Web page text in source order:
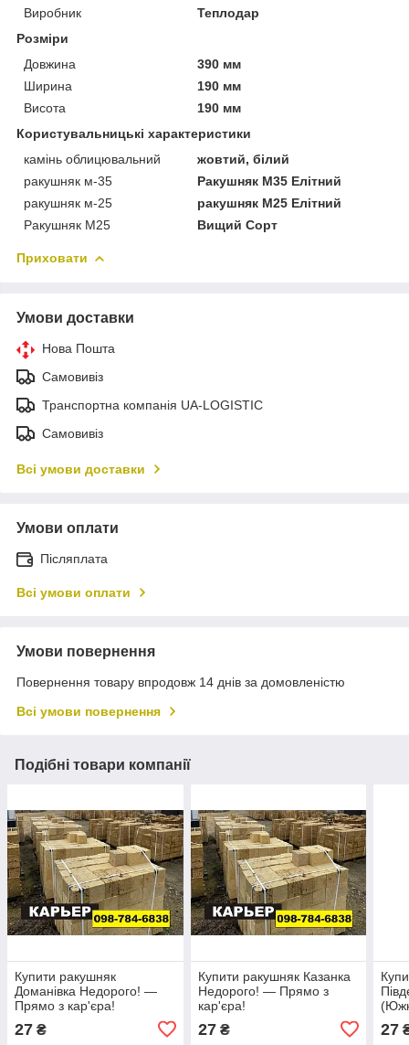
Виробник
Теплодар
Розміри
Довжина
390 мм
Ширина
190 мм
Висота
190 мм
Користувальницькі характеристики
камінь облицювальний
жовтий, білий
ракушняк м-35
Ракушняк М35 Елітний
ракушняк м-25
ракушняк М25 Елітний
Ракушняк М25
Вищий Сорт
Приховати
Умови доставки
Нова Пошта
Самовивіз
Транспортна компанія UA-LOGISTIC
Самовивіз
Всі умови доставки
Умови оплати
Післяплата
Всі умови оплати
Умови повернення
Повернення товару впродовж 14 днів за домовленістю
Всі умови повернення
Подібні товари компанії
Купити ракушняк
Доманівка Недорого! —
Прямо з кар'єра!
27 ₴
Купити ракушняк Казанка
Недорого! — Прямо з
кар'єра!
27₴ 27